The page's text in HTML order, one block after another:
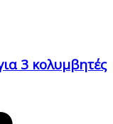
3 κολυμβητές